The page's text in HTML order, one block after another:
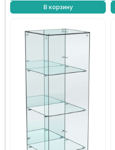
В корзину